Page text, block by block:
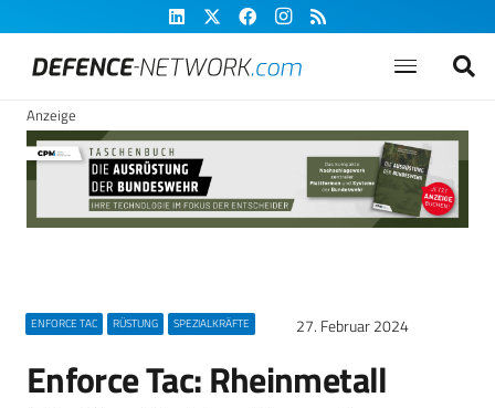
Anzeige
ENFORCE TAC RÜSTUNG SPEZIALKRÄFTE 27. Februar 2024
Enforce Tac: Rheinmetall